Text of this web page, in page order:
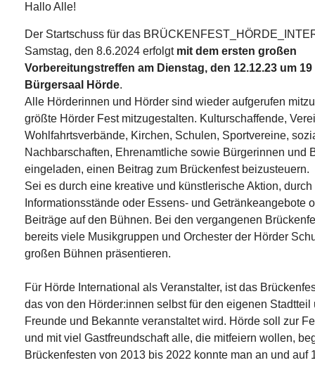
Hallo Alle!
Der Startschuss für das
Samstag, den 8.6.2024 erfolgt mit dem ersten großen
Vorbereitungstreffen am Dienstag, den 12.12.23 um 19
Bürgersaal Hörde.
Alle Hörderinnen und Hörder sind wieder aufgerufen
größte Hörder Fest mitzugestalten. Kulturschaffende,
Wohlfahrtsverbände, Kirchen, Schulen, Sportvereine,
Nachbarschaften, Ehrenamtliche sowie Bürgerinnen und
eingeladen, einen Beitrag zum Brückenfest beizusteuern.
Sei es durch eine kreative und künstlerische Aktion, durch
Informationsstände oder Essens- und Getränkeangebote
Beiträge auf den Bühnen. Bei den vergangenen
bereits viele Musikgruppen und Orchester der Hörder
großen Bühnen präsentieren.
Für Hörde International als Veranstalter, ist das
das von den Hörder:innen selbst für den eigenen Stadtteil
Freunde und Bekannte veranstaltet wird. Hörde soll zur
und mit viel Gastfreundschaft alle, die mitfeiern wollen,
Brückenfesten von 2013 bis 2022 konnte man an und auf